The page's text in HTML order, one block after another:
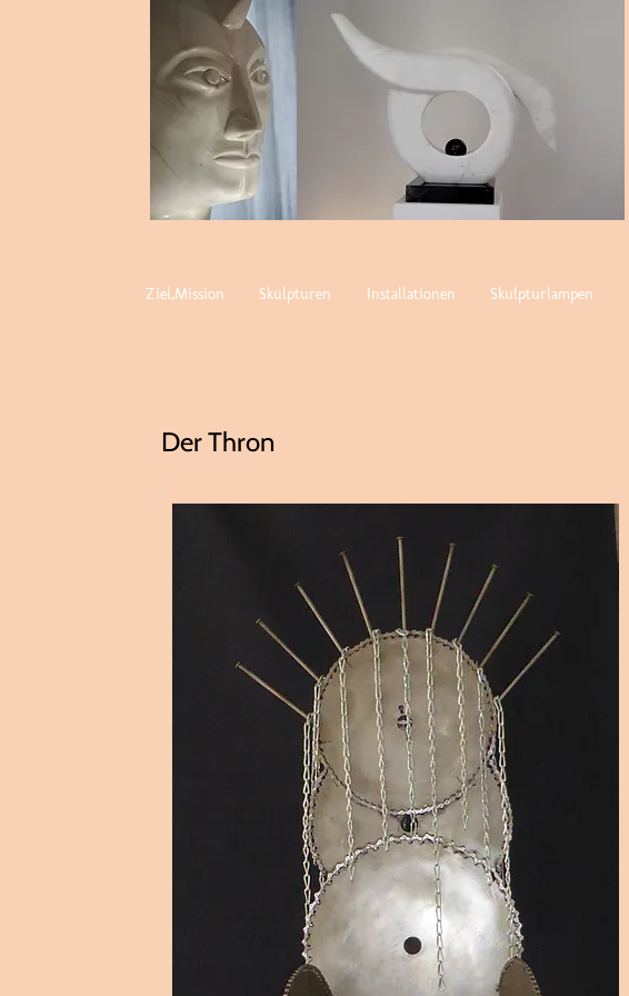
Ziel,Mission Skulpturen Installationen Skulpturlampen
Der Thron